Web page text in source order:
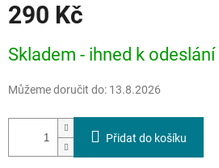
290 Kč
cena:
Skladem - ihned k odeslání
Můžeme doručit do: 13.8.2026
Přidat do košíku